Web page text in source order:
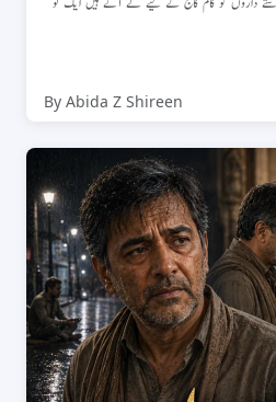
By Abida Z Shireen